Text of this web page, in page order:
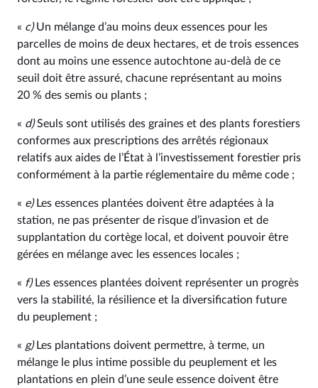
« c)Un mélange d’au moins deux essences pour les
parcelles de moins de deux hectares, et de trois essences
dont au moins une essence autochtone au-delà de ce
seuil doit être assuré, chacune représentant au moins
20 % des semis ou plants ;
« d)Seuls sont utilisés des graines et des plants forestiers
conformes aux prescriptions des arrêtés régionaux
relatifs aux aides de l’État à l’investissement forestier pris
conformément à la partie réglementaire du même code ;
« e)Les essences plantées doivent être adaptées à la
station, ne pas présenter de risque d’invasion et de
supplantation du cortège local, et doivent pouvoir être
gérées en mélange avec les essences locales ;
« f)Les essences plantées doivent représenter un progrès
vers la stabilité, la résilience et la diversification future
du peuplement ;
« g)Les plantations doivent permettre, à terme, un
mélange le plus intime possible du peuplement et les
plantations en plein d’une seule essence doivent être